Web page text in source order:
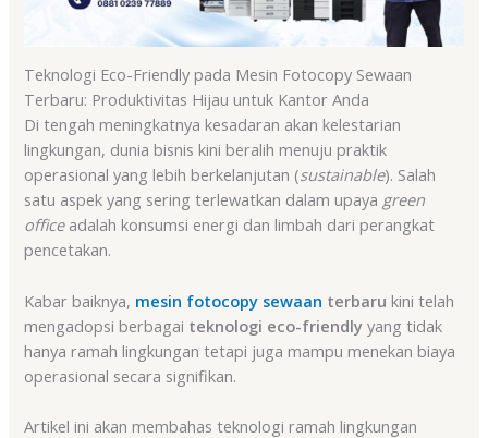
Teknologi Eco-Friendly pada Mesin Fotocopy Sewaan
Terbaru: Produktivitas Hijau untuk Kantor Anda
Di tengah meningkatnya kesadaran akan kelestarian
lingkungan, dunia bisnis kini beralih menuju praktik
operasional yang lebih berkelanjutan (sustainable). Salah
satu aspek yang sering terlewatkan dalam upaya green
officeadalah konsumsi energi dan limbah dari perangkat
pencetakan.
Kabar baiknya, mesin fotocopy sewaan terbaru kini telah
mengadopsi berbagai teknologi eco-friendly yang tidak
hanya ramah lingkungan tetapi juga mampu menekan biaya
operasional secara signifikan.
Artikel ini akan membahas teknologi ramah lingkungan